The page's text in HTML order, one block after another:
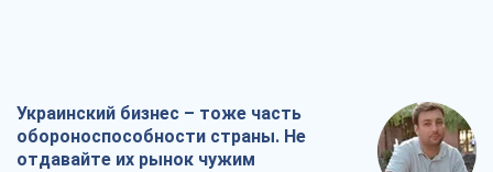
Украинский бизнес – тоже часть
обороноспособности страны. Не
отдавайте их рынок чужим